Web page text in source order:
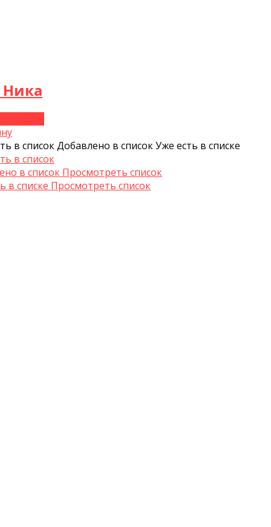
Ника
в списокДобавлено в списокУже есть в списке
в список
в список Просмотреть список
в списке Просмотреть список